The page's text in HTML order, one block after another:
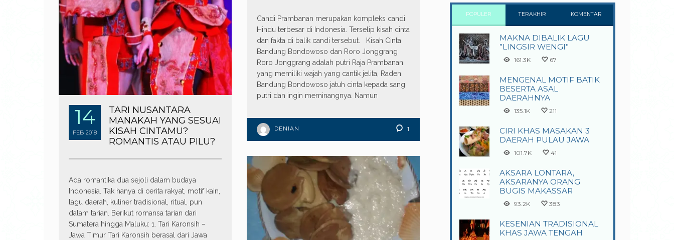
14
FEB 2018
TARI NUSANTARA
MANAKAH YANG SESUAI
KISAH CINTAMU?
ROMANTIS ATAU PILU?
Ada romantika dua sejoli dalam budaya
Indonesia. Tak hanya di cerita rakyat, motif kain,
lagu daerah, kuliner tradisional, ritual, pun
dalam tarian. Berikut romansa tarian dari
Sumatera hingga Maluku: 1. Tari Karonsih –
Jawa Timur Tari Karonsih berasal dari Jawa
Candi Prambanan merupakan kompleks candi
Hindu terbesar di Indonesia. Terselip kisah cinta
dan fakta di balik candi tersebut. Kisah Cinta
Bandung Bondowoso dan Roro Jonggrang
Roro Jonggrang adalah putri Raja Prambanan
yang memiliki wajah yang cantik jelita, Raden
Bandung Bondowoso jatuh cinta kepada sang
putri dan ingin meminangnya. Namun
DENIAN 1
POPULER TERAKHIR KOMENTAR
MAKNA DIBALIK LAGU
”LINGSIR WENGI”
161.3K 67
MENGENAL MOTIF BATIK
BESERTA ASAL
DAERAHNYA
135.1K 211
CIRI KHAS MASAKAN 3
DAERAH PULAU JAWA
101.7K 41
AKSARA LONTARA,
AKSARANYA ORANG
BUGIS MAKASSAR
93.2K 383
KESENIAN TRADISIONAL
KHAS JAWA TENGAH